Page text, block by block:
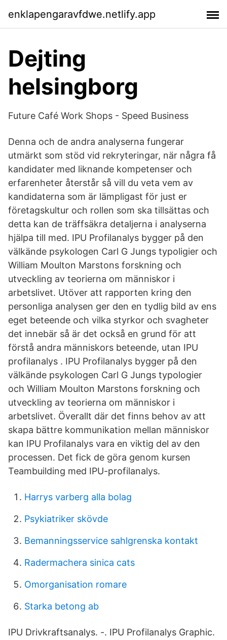
enklapengaravfdwe.netlify.app
Dejting
helsingborg
Future Café Work Shops - Speed Business
Denna och de andra analyserna fungerar
utmärkt som stöd vid rekryteringar, när några få
kandidater med liknande kompetenser och
erfarenheter återstår så vill du veta vem av
kandidaterna som är lämpligast för just er
företagskultur och rollen som ska tillsättas och
detta kan de träffsäkra detaljerna i analyserna
hjälpa till med. IPU Profilanalys bygger på den
välkände psykologen Carl G Jungs typoligier och
William Moulton Marstons forskning och
utveckling av teorierna om människor i
arbetslivet. Utöver att rapporten kring den
personliga analysen ger den en tydlig bild av ens
eget beteende och vilka styrkor och svagheter
det innebär så är det också en grund för att
förstå andra människors beteende, utan IPU
profilanalys . IPU Profilanalys bygger på den
välkände psykologen Carl G Jungs typologier
och William Moulton Marstons forskning och
utveckling av teorierna om människor i
arbetslivet. Överallt där det finns behov av att
skapa bättre kommunikation mellan människor
kan IPU Profilanalys vara en viktig del av den
processen. Det fick de göra genom kursen
Teambuilding med IPU-profilanalys.
Harrys varberg alla bolag
Psykiatriker skövde
Bemanningsservice sahlgrenska kontakt
Radermachera sinica cats
Omorganisation romare
Starka betong ab
IPU Drivkraftsanalys. -. IPU Profilanalys Graphic.